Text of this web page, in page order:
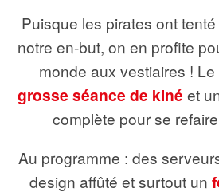
Puisque les pirates ont
notre en-but, on en profite
monde aux vestiaires !
grosse séance de kiné et
complète pour se
Au programme : des
design affûté et surtout un